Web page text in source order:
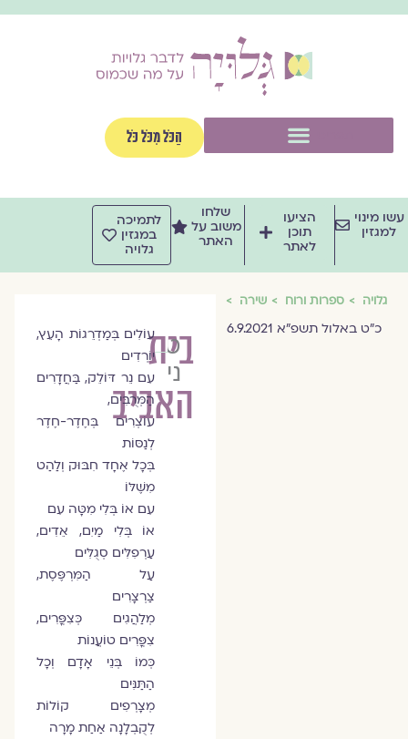
הַכֹּל מִכֹּל כֹּל
מינוי
למגזין
הציעו
תוכן
לאתר
שלחו
משוב על
האתר
לתמיכה
במגזין
גלויה
גלויה ספרות ורוח שירה
כ"ט באלול תשפ"א 6.9.2021
בית
האביב
טל
ניצן
עוֹלִים בְּמַדְרֵגוֹת הָעֵץ,
יוֹרְדִים
עִם נֵר דּוֹלֵק, בַּחֲדָרִים
הַמְּרֻבִּים,
עוֹצְרִים בְּחֶדֶר-חֶדֶר
לְנַסּוֹת
בְּכָל אֶחָד חִבּוּק וְלַהַט
מִשֶּׁלּוֹ
עִם אוֹ בְּלִי מִטָּה עִם
אוֹ בְּלִי מַיִם, אֵדִים,
עַרְפִלִּים סְגֻלִּים
עַל הַמִּרְפֶּסֶת,
צַרְצָרִים
מְלַהֲגִים כְּצִפֳּרִים,
צִפֳּרִים טוֹעֲנוֹת
כְּמוֹ בְּנֵי אָדָם וְכָל
הַתַּנִּים
מְצָרְפִים קוֹלוֹת
לְקֻבְלָנָה אַחַת מָרָה